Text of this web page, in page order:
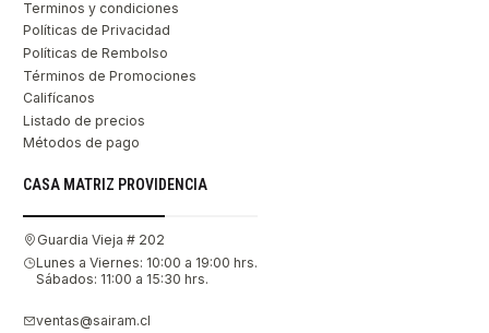
Terminos y condiciones
Políticas de Privacidad
Políticas de Rembolso
Términos de Promociones
Califícanos
Listado de precios
Métodos de pago
CASA MATRIZ PROVIDENCIA
Guardia Vieja # 202
Lunes a Viernes: 10:00 a 19:00 hrs.
Sábados: 11:00 a 15:30 hrs.
ventas@sairam.cl